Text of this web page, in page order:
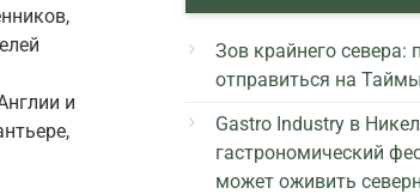
и
Зов крайнего севера:
отправиться на
Gastro Industry в
гастрономический
может оживить